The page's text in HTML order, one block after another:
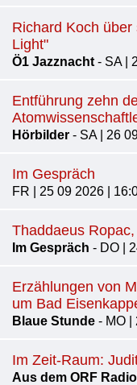
Richard Koch
Light"
Ö1 Jazznacht - SA |
Entführung zehn
Hörbilder - SA | 26
Im Gespräch
FR | 25 09 2026 |
Thaddaeus
Im Gespräch - DO |
Erzählungen von
um Bad
Blaue Stunde - MO |
Im Zeit-Raum:
Aus dem ORF